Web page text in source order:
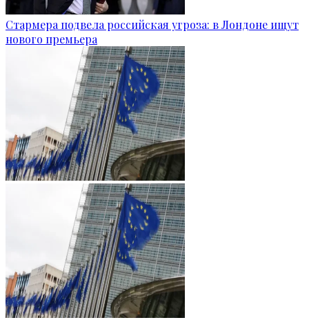
Стармера подвела российская угроза: в Лондоне ищут
нового премьера